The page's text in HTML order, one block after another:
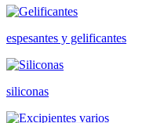
espesantes y gelificantes
siliconas